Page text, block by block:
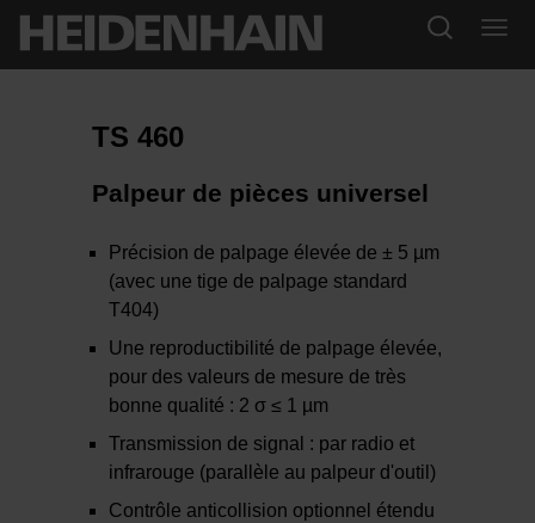
TS 460
Palpeur de pièces universel
Précision de palpage élevée de ± 5 µm
(avec une tige de palpage standard
T404)
Une reproductibilité de palpage élevée,
pour des valeurs de mesure de très
bonne qualité : 2 σ ≤ 1 µm
Transmission de signal : par radio et
infrarouge (parallèle au palpeur d'outil)
Contrôle anticollision optionnel étendu